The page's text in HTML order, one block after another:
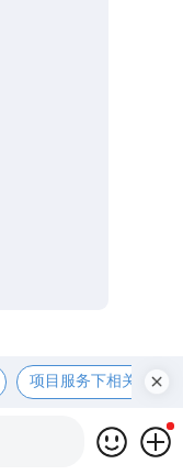
项目服务下相关资咨询